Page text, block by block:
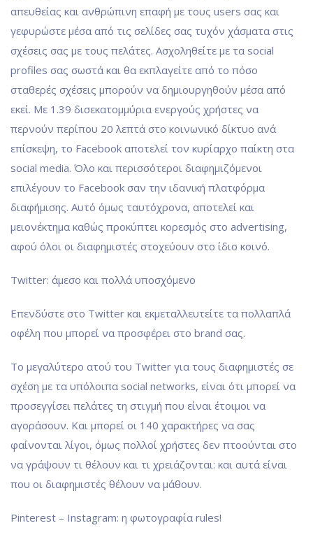
απευθείας και ανθρώπινη επαφή με τους users σας και
γεφυρώστε μέσα από τις σελίδες σας τυχόν χάσματα στις
σχέσεις σας με τους πελάτες. Ασχοληθείτε με τα social
profiles σας σωστά και θα εκπλαγείτε από το πόσο
σταθερές σχέσεις μπορούν να δημιουργηθούν μέσα από
εκεί. Με 1.39 δισεκατομμύρια ενεργούς χρήστες να
περνούν περίπου 20 λεπτά στο κοινωνικό δίκτυο ανά
επίσκεψη, το Facebook αποτελεί τον κυρίαρχο παίκτη στα
social media. Όλο και περισσότεροι διαφημιζόμενοι
επιλέγουν το Facebook σαν την ιδανική πλατφόρμα
διαφήμισης. Αυτό όμως ταυτόχρονα, αποτελεί και
μειονέκτημα καθώς προκύπτει κορεσμός στο advertising,
αφού όλοι οι διαφημιστές στοχεύουν στο ίδιο κοινό.
Twitter: άμεσο και πολλά υποσχόμενο
Επενδύστε στο Twitter και εκμεταλλευτείτε τα πολλαπλά
οφέλη που μπορεί να προσφέρει στο brand σας.
Το μεγαλύτερο ατού του Twitter για τους διαφημιστές σε
σχέση με τα υπόλοιπα social networks, είναι ότι μπορεί να
προσεγγίσει πελάτες τη στιγμή που είναι έτοιμοι να
αγοράσουν. Και μπορεί οι 140 χαρακτήρες να σας
φαίνονται λίγοι, όμως πολλοί χρήστες δεν πτοούνται στο
να γράψουν τι θέλουν και τι χρειάζονται: και αυτά είναι
που οι διαφημιστές θέλουν να μάθουν.
Pinterest – Instagram: η φωτογραφία rules!